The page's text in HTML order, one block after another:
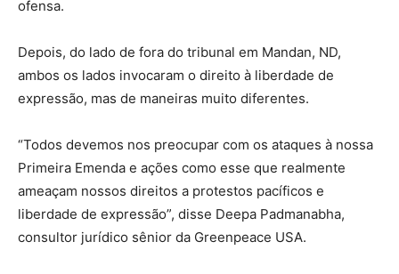
ofensa.
Depois, do lado de fora do tribunal em Mandan, ND,
ambos os lados invocaram o direito à liberdade de
expressão, mas de maneiras muito diferentes.
“Todos devemos nos preocupar com os ataques à nossa
Primeira Emenda e ações como esse que realmente
ameaçam nossos direitos a protestos pacíficos e
liberdade de expressão”, disse Deepa Padmanabha,
consultor jurídico sênior da Greenpeace USA.